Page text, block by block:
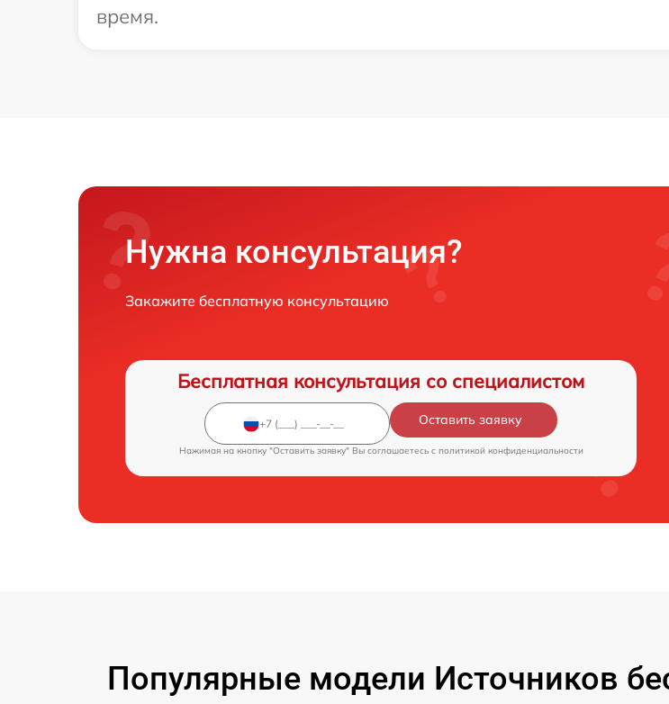
время.
Нужна консультация?
Закажите бесплатную консультацию
Бесплатная консультация со специалистом
Оставить заявку
Нажимая на кнопку "Оставить заявку" Вы соглашаетесь c политикой конфиденциальности
Популярные модели Источников